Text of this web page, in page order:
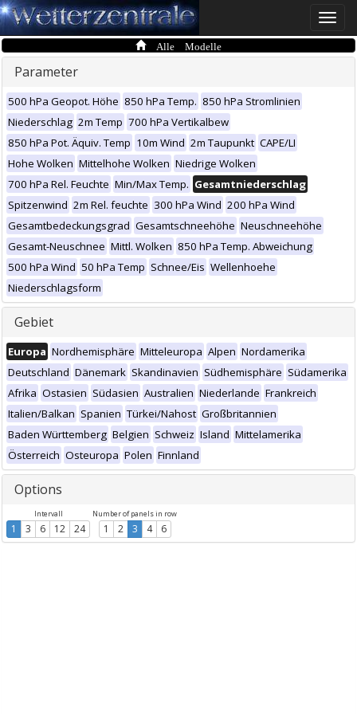
Toggle
Alle Modelle
Parameter
500 hPa Geopot. Höhe 850 hPa Temp. 850 hPa Stromlinien
Niederschlag 2m Temp 700 hPa Vertikalbew
850 hPa Pot. Äquiv. Temp 10m Wind 2m Taupunkt CAPE/LI
Hohe Wolken Mittelhohe Wolken Niedrige Wolken
700 hPa Rel. Feuchte Min/Max Temp. Gesamtniederschlag
Spitzenwind 2m Rel. feuchte 300 hPa Wind 200 hPa Wind
Gesamtbedeckungsgrad Gesamtschneehöhe Neuschneehöhe
Gesamt-Neuschnee Mittl. Wolken 850 hPa Temp. Abweichung
500 hPa Wind 50 hPa Temp Schnee/Eis Wellenhoehe
Niederschlagsform
Gebiet
Europa Nordhemisphäre Mitteleuropa Alpen Nordamerika
Deutschland Dänemark Skandinavien Südhemisphäre Südamerika
Afrika Ostasien Südasien Australien Niederlande Frankreich
Italien/Balkan Spanien Türkei/Nahost Großbritannien
Baden Württemberg Belgien Schweiz Island Mittelamerika
Österreich Osteuropa Polen Finnland
Options
Intervall
1 3 6 12 24
Number of panels in row
1 2 3 4 6